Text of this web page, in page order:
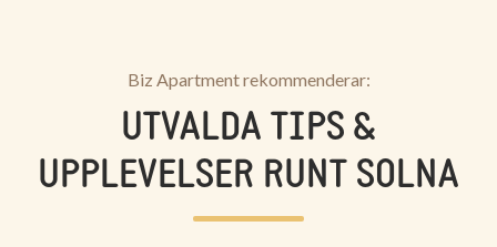
Biz Apartment rekommenderar:
UTVALDA TIPS &
UPPLEVELSER RUNT SOLNA